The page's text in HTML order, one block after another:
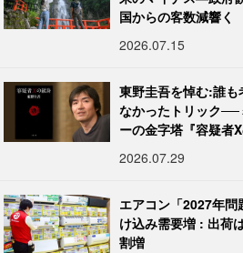
国からの客数減響く
2026.07.15
東野圭吾を悼む:誰も
なかったトリック──
ーの金字塔『容疑者
2026.07.29
エアコン「2027年問
け込み需要増 : 出荷
割増